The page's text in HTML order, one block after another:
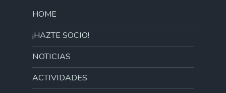
HOME
¡HAZTE SOCIO!
NOTICIAS
ACTIVIDADES